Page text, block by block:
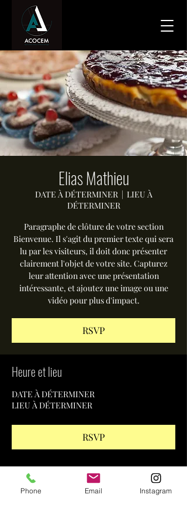
Elias Mathieu
DATE À DÉTERMINER
  |
LIEU À
DÉTERMINER
Paragraphe de clôture de votre section
Bienvenue. Il s'agit du premier texte qui sera
lu par les visiteurs, il doit donc présenter
clairement l'objet de votre site. Capturez
leur attention avec une présentation
intéressante, et ajoutez une image ou une
vidéo pour plus d'impact.
RSVP
Heure et lieu
DATE À DÉTERMINER
LIEU À DÉTERMINER
RSVP
Partager cet événement
Phone Email Instagram